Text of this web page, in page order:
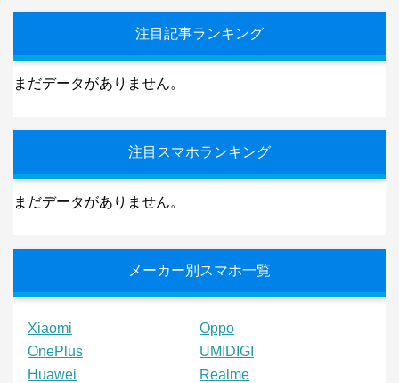
注目記事ランキング
まだデータがありません。
注目スマホランキング
まだデータがありません。
メーカー別スマホ一覧
Xiaomi
Oppo
OnePlus
UMIDIGI
Huawei
Realme